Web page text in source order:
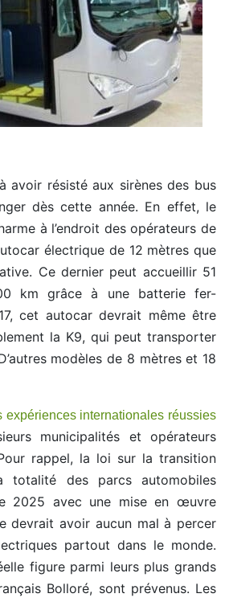
avoir résisté aux sirènes des bus
dès cette année. En effet, le
à l’endroit des opérateurs de
électrique de 12 mètres que
Ce dernier peut accueillir 51
km grâce à une batterie fer-
cet autocar devrait même être
la K9, qui peut transporter
modèles de 8 mètres et 18
expériences internationales réussies
municipalités et opérateurs
rappel, la loi sur la transition
totalité des parcs automobiles
2025 avec une mise en œuvre
devrait avoir aucun mal à percer
partout dans le monde.
figure parmi leurs plus grands
Bolloré, sont prévenus. Les